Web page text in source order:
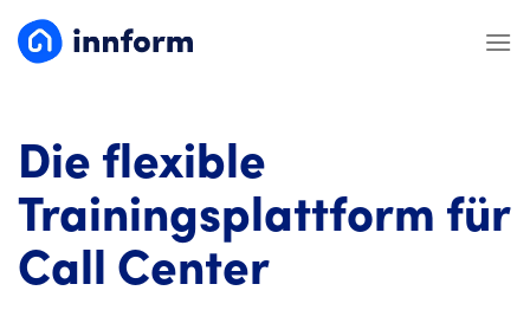
Inhalt
Die flexible
Trainingsplattform für
Call Center